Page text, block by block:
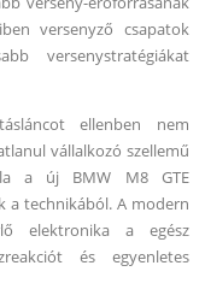
versenyző csapatok
versenystratégiákat
ellenben nem
vállalkozó szellemű
a új BMW M8 GTE
technikából. A modern
elektronika a egész
és egyenletes